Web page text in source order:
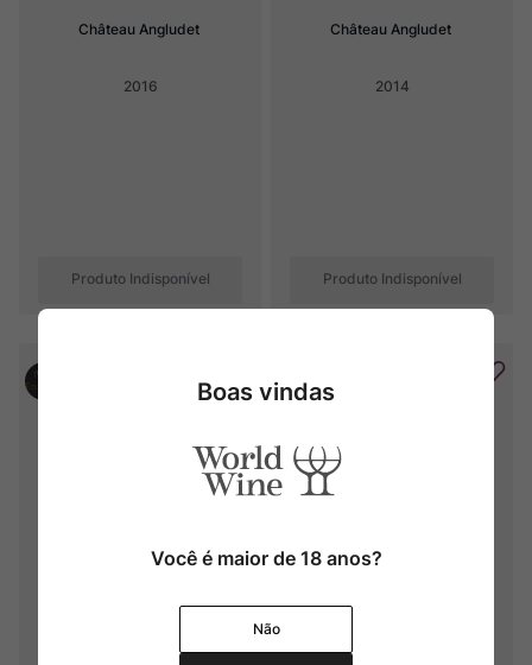
Château Angludet
2016
Produto Indisponível
Château Angludet
2014
Produto Indisponível
Boas vindas
Você é maior de 18 anos?
Não